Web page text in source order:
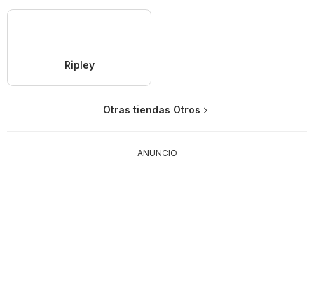
Ripley
Otras tiendas Otros
ANUNCIO